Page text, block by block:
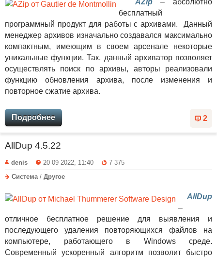
AZip– абсолютно
бесплатный
программный продукт для работы с архивами. Данный
менеджер архивов изначально создавался максимально
компактным, имеющим в своем арсенале некоторые
уникальные функции. Так, данный архиватор позволяет
осуществлять поиск по архивы, авторы реализовали
функцию обновления архива, после изменения и
повторное сжатие архива.
2
Подробнее
AllDup 4.5.22
denis 20-09-2022, 11:40
7 375
Система / Другое
AllDup
–
отличное бесплатное решение для выявления и
последующего удаления повторяющихся файлов на
компьютере, работающего в Windows среде.
Современный ускоренный алгоритм позволит быстро